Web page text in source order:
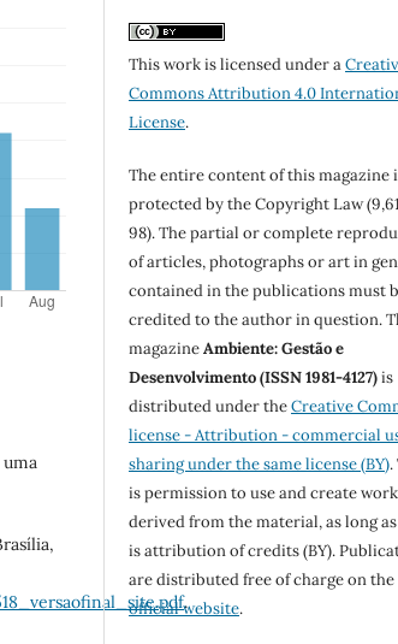
uma
.
This work is licensed under a
Commons Attribution 4.0
License.
The entire content of this magazine
protected by the Copyright Law
98). The partial or complete
of articles, photographs or art in
contained in the publications must
credited to the author in question.
magazineAmbiente: Gestão e
Desenvolvimento (ISSN 1981-4127)is
distributed under theCreative
license - Attribution - commercial
sharing under the same license (BY)
is permission to use and create
derived from the material, as long
is attribution of credits (BY).
are distributed free of charge on the
official website.